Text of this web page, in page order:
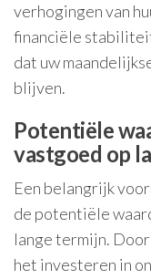
verhogingen van
financiële
dat uw
blijven.
Potentiële
vastgoed op
Een belangrijk
de potentiële
lange termijn.
het investeren in